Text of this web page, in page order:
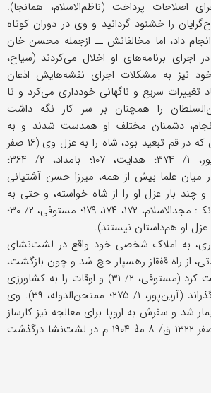
اصلاحات پرداخت (ناظم‌الاسلام، همانجا).
را خشنود گردانید و وی در دوران کوتاه
داد، اما مخالفانش ــ ازجمله محسن خان
اجرای برنامه‌های او اخلال می‌کردند (سیاح،
خود نیز به مشکلات اجرای نقشه‌هایش اذعان
تغییرات سریع و ناگهانی خودداری می‌کرد و تا
را همچنان بر سر کار نگه داشت
۲/ ۱۴). سرانجام، دشمنان مختلف او همدست شدند و به
سردستگی امین‌السلطان که در قم تبعید بود، شاه را به عزل وی (۱۶ صفر
۱۳۱۶) واداشتند (آرین‌پور، ۱/ ۳۷۴؛ هدایت، ۱۰۷؛ بامداد، ۲/ ۳۶۴؛
۱/ ۱۵۸). در میان علما بیش از همه، میرزا حسن آشتیانی
بار عزل او را از شاه خواسته، و حتى به
تهدید نیز پرداخته بود (نک‍ : مجدالاسلام، ۱۷۲، ۱۷۴، ۱۷۹؛ مستوفی، ۲/ ۳۰؛
به املاک شخصی خود واقع در لشت‌نشای
از راه قفقاز رهسپار حج شد و چون بازگشت،
در همان لشت‌نشا اقامت کرد (مستوفی، ۲/ ۳۱) و اوقات را به کشاورزی
و تألیف خاطرات خود گذراند (آرین‌پور، ۱/ ۲۷۵؛ ممتحن‌الدوله، ۳۹). وی
شد و سفرش به اروپا برای معالجه نیز کارساز
نشد و سرانجام در ۲۲ صفر ۱۳۲۲ ق/ ۸ مۀ ۱۹۰۴ م در لشت‌نشا درگذشت